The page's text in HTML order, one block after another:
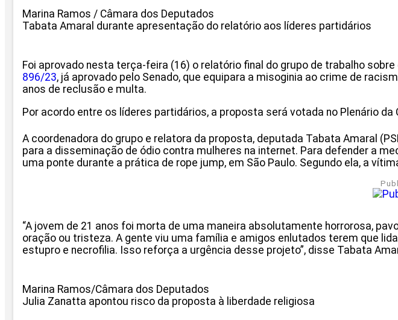
Marina Ramos / Câmara dos Deputados
Tabata Amaral durante apresentação do relatório aos líderes partidários
Foi aprovado nesta terça-feira (16) o relatório final do grupo de trabalho
896/23, já aprovado pelo Senado, que equipara a misoginia ao crime de
anos de reclusão e multa.
Por acordo entre os líderes partidários, a proposta será votada no Plenário
A coordenadora do grupo e relatora da proposta, deputada Tabata Amaral
para a disseminação de ódio contra mulheres na internet. Para defender a
uma ponte durante a prática de rope jump, em São Paulo. Segundo ela, a
“A jovem de 21 anos foi morta de uma maneira absolutamente horrorosa,
oração ou tristeza. A gente viu uma família e amigos enlutados terem que
estupro e necrofilia. Isso reforça a urgência desse projeto”, disse Tabata
Marina Ramos/Câmara dos Deputados
Julia Zanatta apontou risco da proposta à liberdade religiosa